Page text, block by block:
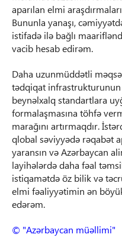
aparılan elmi
Bununla yanaşı,
istifadə ilə bağlı
vacib hesab edirəm.
Daha uzunmüddətli
tədqiqat infrastrukturunun
beynəlxalq standartlara
formalaşmasına töhfə
marağını artırmaqdır.
qlobal səviyyədə rəqabət
yaransın və Azərbaycan
layihələrdə daha fəal
istiqamətdə öz bilik və
elmi fəaliyyətimin ən
edərəm.
© "Azərbaycan müəllimi"